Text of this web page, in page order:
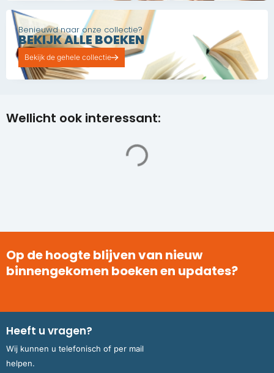
Benieuwd naar onze collectie?
BEKIJK ALLE BOEKEN
Bekijk de gehele collectie
Wellicht ook interessant:
Op de hoogte blijven van nieuw
binnengekomen boeken en updates?
Heeft u vragen?
Wij kunnen u telefonisch of per mail
helpen.